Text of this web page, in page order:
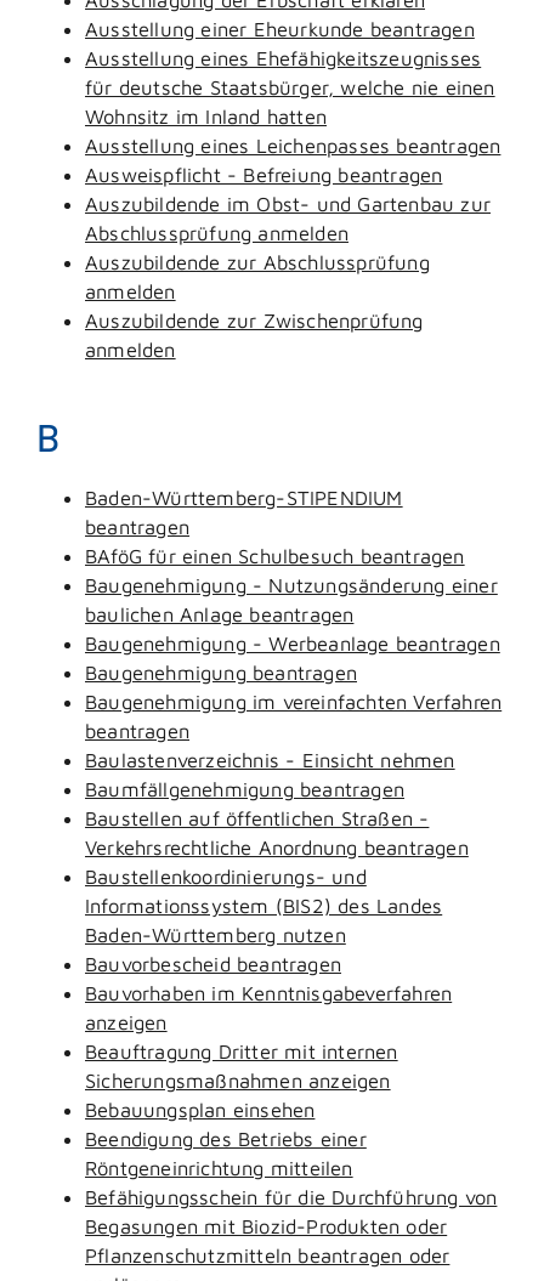
Ausstellung einer Eheurkunde beantragen
Ausstellung eines Ehefähigkeitszeugnisses
für deutsche Staatsbürger, welche nie einen
Wohnsitz im Inland hatten
Ausstellung eines Leichenpasses beantragen
Ausweispflicht - Befreiung beantragen
Auszubildende im Obst- und Gartenbau zur
Abschlussprüfung anmelden
Auszubildende zur Abschlussprüfung
anmelden
Auszubildende zur Zwischenprüfung
anmelden
B
Baden-Württemberg-STIPENDIUM
beantragen
BAföG für einen Schulbesuch beantragen
Baugenehmigung - Nutzungsänderung einer
baulichen Anlage beantragen
Baugenehmigung - Werbeanlage beantragen
Baugenehmigung beantragen
Baugenehmigung im vereinfachten Verfahren
beantragen
Baulastenverzeichnis - Einsicht nehmen
Baumfällgenehmigung beantragen
Baustellen auf öffentlichen Straßen -
Verkehrsrechtliche Anordnung beantragen
Baustellenkoordinierungs- und
Informationssystem (BIS2) des Landes
Baden-Württemberg nutzen
Bauvorbescheid beantragen
Bauvorhaben im Kenntnisgabeverfahren
anzeigen
Beauftragung Dritter mit internen
Sicherungsmaßnahmen anzeigen
Bebauungsplan einsehen
Beendigung des Betriebs einer
Röntgeneinrichtung mitteilen
Befähigungsschein für die Durchführung von
Begasungen mit Biozid-Produkten oder
Pflanzenschutzmitteln beantragen oder